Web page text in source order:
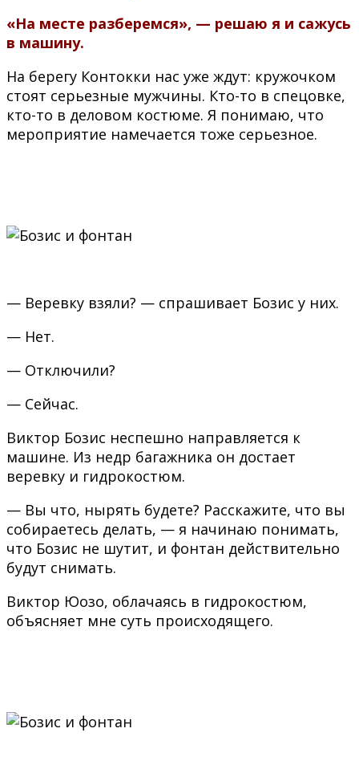
«На месте разберемся», — решаю я и сажусь
в машину.
На берегу Контокки нас уже ждут: кружочком
стоят серьезные мужчины. Кто-то в спецовке,
кто-то в деловом костюме. Я понимаю, что
мероприятие намечается тоже серьезное.
— Веревку взяли? — спрашивает Бозис у них.
— Нет.
— Отключили?
— Сейчас.
Виктор Бозис неспешно направляется к
машине. Из недр багажника он достает
веревку и гидрокостюм.
— Вы что, нырять будете? Расскажите, что вы
собираетесь делать, — я начинаю понимать,
что Бозис не шутит, и фонтан действительно
будут снимать.
Виктор Юозо, облачаясь в гидрокостюм,
объясняет мне суть происходящего.